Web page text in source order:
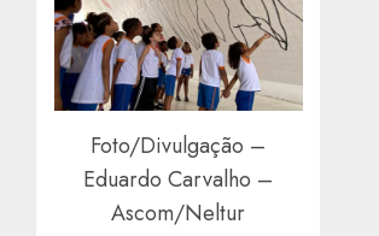
Foto/Divulgação –
Eduardo Carvalho –
Ascom/Neltur